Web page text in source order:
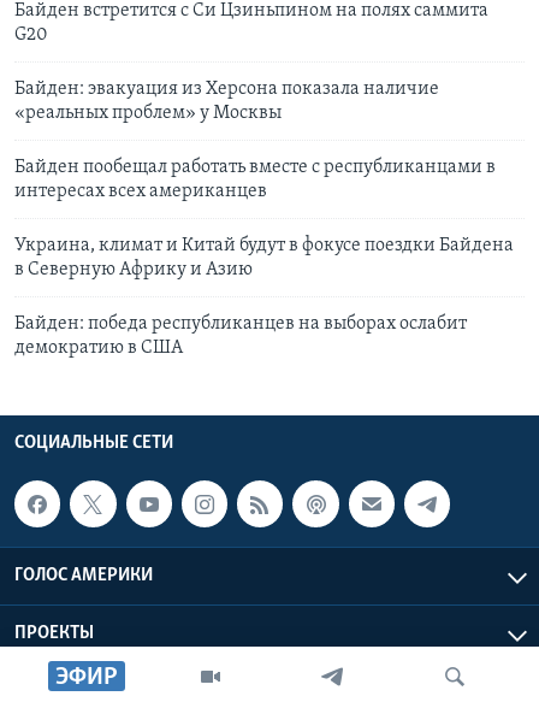
ЭФИР
Байден встретится с Си Цзиньпином на полях саммита
G20
Байден: эвакуация из Херсона показала наличие
«реальных проблем» у Москвы
Байден пообещал работать вместе с республиканцами в
интересах всех американцев
Украина, климат и Китай будут в фокусе поездки Байдена
в Северную Африку и Азию
Байден: победа республиканцев на выборах ослабит
демократию в США
СОЦИАЛЬНЫЕ СЕТИ
ГОЛОС АМЕРИКИ
ПРОЕКТЫ